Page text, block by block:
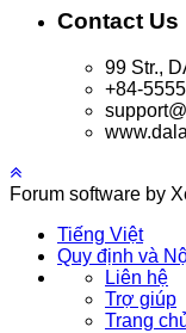
Contact Us
99 Str.,
+84-
Forum software by
Tiếng Việt
Quy định và
Liên hệ
Trợ giúp
Trang